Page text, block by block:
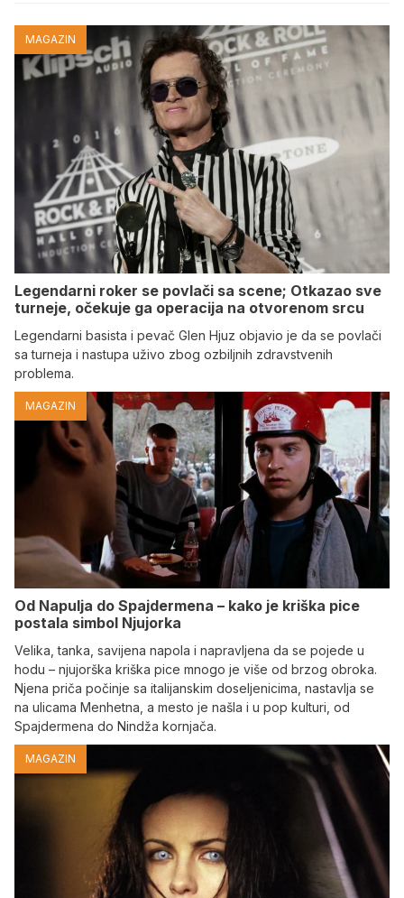
MAGAZIN
Legendarni roker se povlači sa scene; Otkazao sve
turneje, očekuje ga operacija na otvorenom srcu
Legendarni basista i pevač Glen Hjuz objavio je da se povlači
sa turneja i nastupa uživo zbog ozbiljnih zdravstvenih
problema.
MAGAZIN
Od Napulja do Spajdermena – kako je kriška pice
postala simbol Njujorka
Velika, tanka, savijena napola i napravljena da se pojede u
hodu – njujorška kriška pice mnogo je više od brzog obroka.
Njena priča počinje sa italijanskim doseljenicima, nastavlja se
na ulicama Menhetna, a mesto je našla i u pop kulturi, od
Spajdermena do Nindža kornjača.
MAGAZIN